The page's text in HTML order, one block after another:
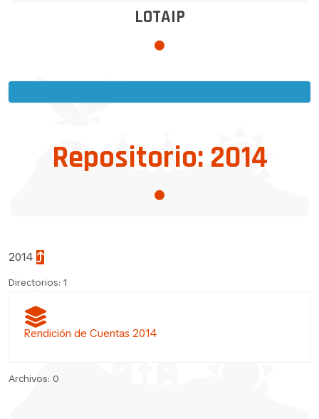
LOTAIP
Repositorio: 2014
2014
Directorios: 1
Rendición de Cuentas 2014
Archivos: 0